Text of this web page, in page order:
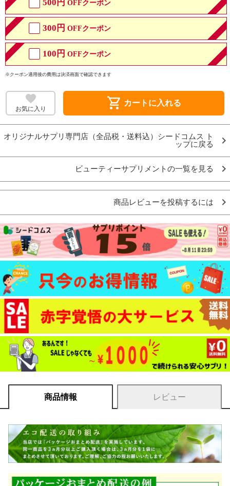
500円 OFFクーポン
300円 OFFクーポン
100円 OFFクーポン
※クーポン適用後の費用は決済画面で確認できます
お気に入り shopping_cart カートに入れる
オリジナルサプリ専門店（全品税・送料込）シードコムス ト
ップに戻る
ビューティーサプリメントの一覧を見る
商品レビューを投稿するには
商品情報 レビュー